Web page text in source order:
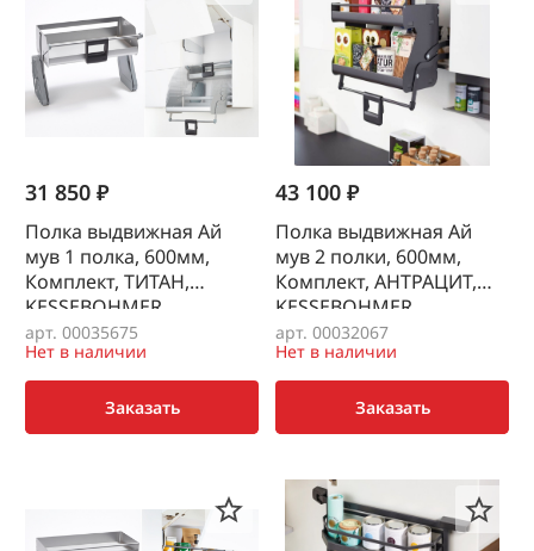
31 850 ₽
Полка выдвижная Ай
мув 1 полка, 600мм,
Комплект, ТИТАН,
KESSEBOHMER
арт. 00035675
Нет в наличии
Заказать
43 100 ₽
Полка выдвижная Ай
мув 2 полки, 600мм,
Комплект, АНТРАЦИТ,
KESSEBOHMER
арт. 00032067
Нет в наличии
Заказать